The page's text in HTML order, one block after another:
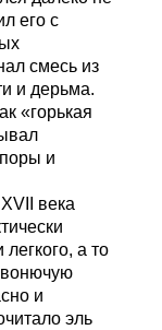
его с
смесь из
и дерьма.
«горькая
и
века
а то
вонючую
и
эль